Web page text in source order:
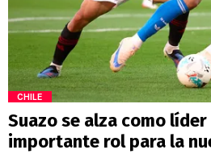
CHILE
Suazo se alza como
importante rol para la